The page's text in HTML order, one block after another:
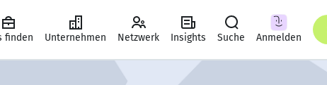
finden Unternehmen Netzwerk Insights Suche Anmelden